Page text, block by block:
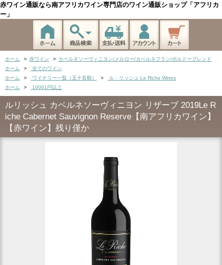
赤ワイン通販なら南アフリカワイン専門店のワイン通販ショップ「アフリカ
ー」
ホーム > 赤ワイン > カベルネソーヴィニヨン/メルロー/カベルネフラン/ボルドーブレンド
ホーム
>
全てのワイン
ホーム
> ワイナリー一覧（五十音順） >
ル・リッシュ Le Riche Wines
ホーム
> 10001円以上
ルリッシュ カベルネソーヴィニヨン リザーブ 2019Le R
iche Cabernet Sauvignon Reserve【南アフリカワイン】
【赤ワイン】残り僅か